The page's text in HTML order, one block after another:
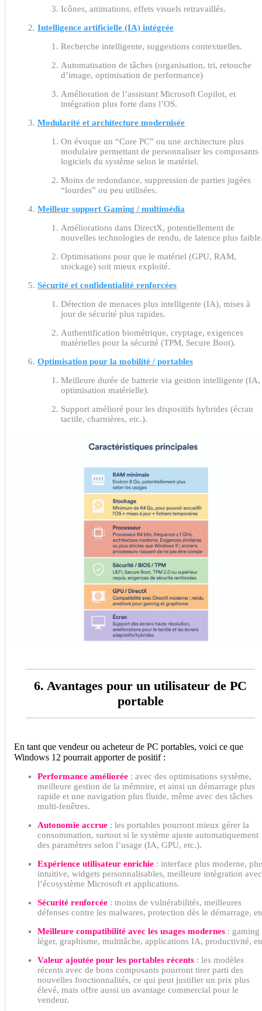
Icônes, animations, effets visuels retravaillés.
Intelligence artificielle (IA) intégrée
Recherche intelligente, suggestions contextuelles.
Automatisation de tâches (organisation, tri, retouche
d’image, optimisation de performance)
Amélioration de l’assistant Microsoft Copilot, et
intégration plus forte dans l’OS.
Modularité et architecture modernisée
On évoque un “Core PC” ou une architecture plus
modulaire permettant de personnaliser les composants
logiciels du système selon le matériel.
Moins de redondance, suppression de parties jugées
“lourdes” ou peu utilisées.
Meilleur support Gaming / multimédia
Améliorations dans DirectX, potentiellement de
nouvelles technologies de rendu, de latence plus
Optimisations pour que le matériel (GPU, RAM,
stockage) soit mieux exploité.
Sécurité et confidentialité renforcées
Détection de menaces plus intelligente (IA), mises à
jour de sécurité plus rapides.
Authentification biométrique, cryptage, exigences
matérielles pour la sécurité (TPM, Secure Boot).
Optimisation pour la mobilité / portables
Meilleure durée de batterie via gestion intelligente (IA,
optimisation matérielle).
Support amélioré pour les dispositifs hybrides (écran
tactile, charnières, etc.).
6. Avantages pour un utilisateur de PC
portable
En tant que vendeur ou acheteur de PC portables, voici ce que
Windows 12 pourrait apporter de positif :
Performance améliorée : avec des optimisations système,
meilleure gestion de la mémoire, et ainsi un démarrage plus
rapide et une navigation plus fluide, même avec des tâches
multi-fenêtres.
Autonomie accrue : les portables pourront mieux gérer la
consommation, surtout si le système ajuste automatiquement
des paramètres selon l’usage (IA, GPU, etc.).
Expérience utilisateur enrichie : interface plus moderne,
intuitive, widgets personnalisables, meilleure intégration avec
l’écosystème Microsoft et applications.
Sécurité renforcée : moins de vulnérabilités, meilleures
défenses contre les malwares, protection dès le démarrage,
Meilleure compatibilité avec les usages modernes : gaming
léger, graphisme, multitâche, applications IA, productivité,
Valeur ajoutée pour les portables récents : les modèles
récents avec de bons composants pourront tirer parti des
nouvelles fonctionnalités, ce qui peut justifier un prix plus
élevé, mais offre aussi un avantage commercial pour le
vendeur.